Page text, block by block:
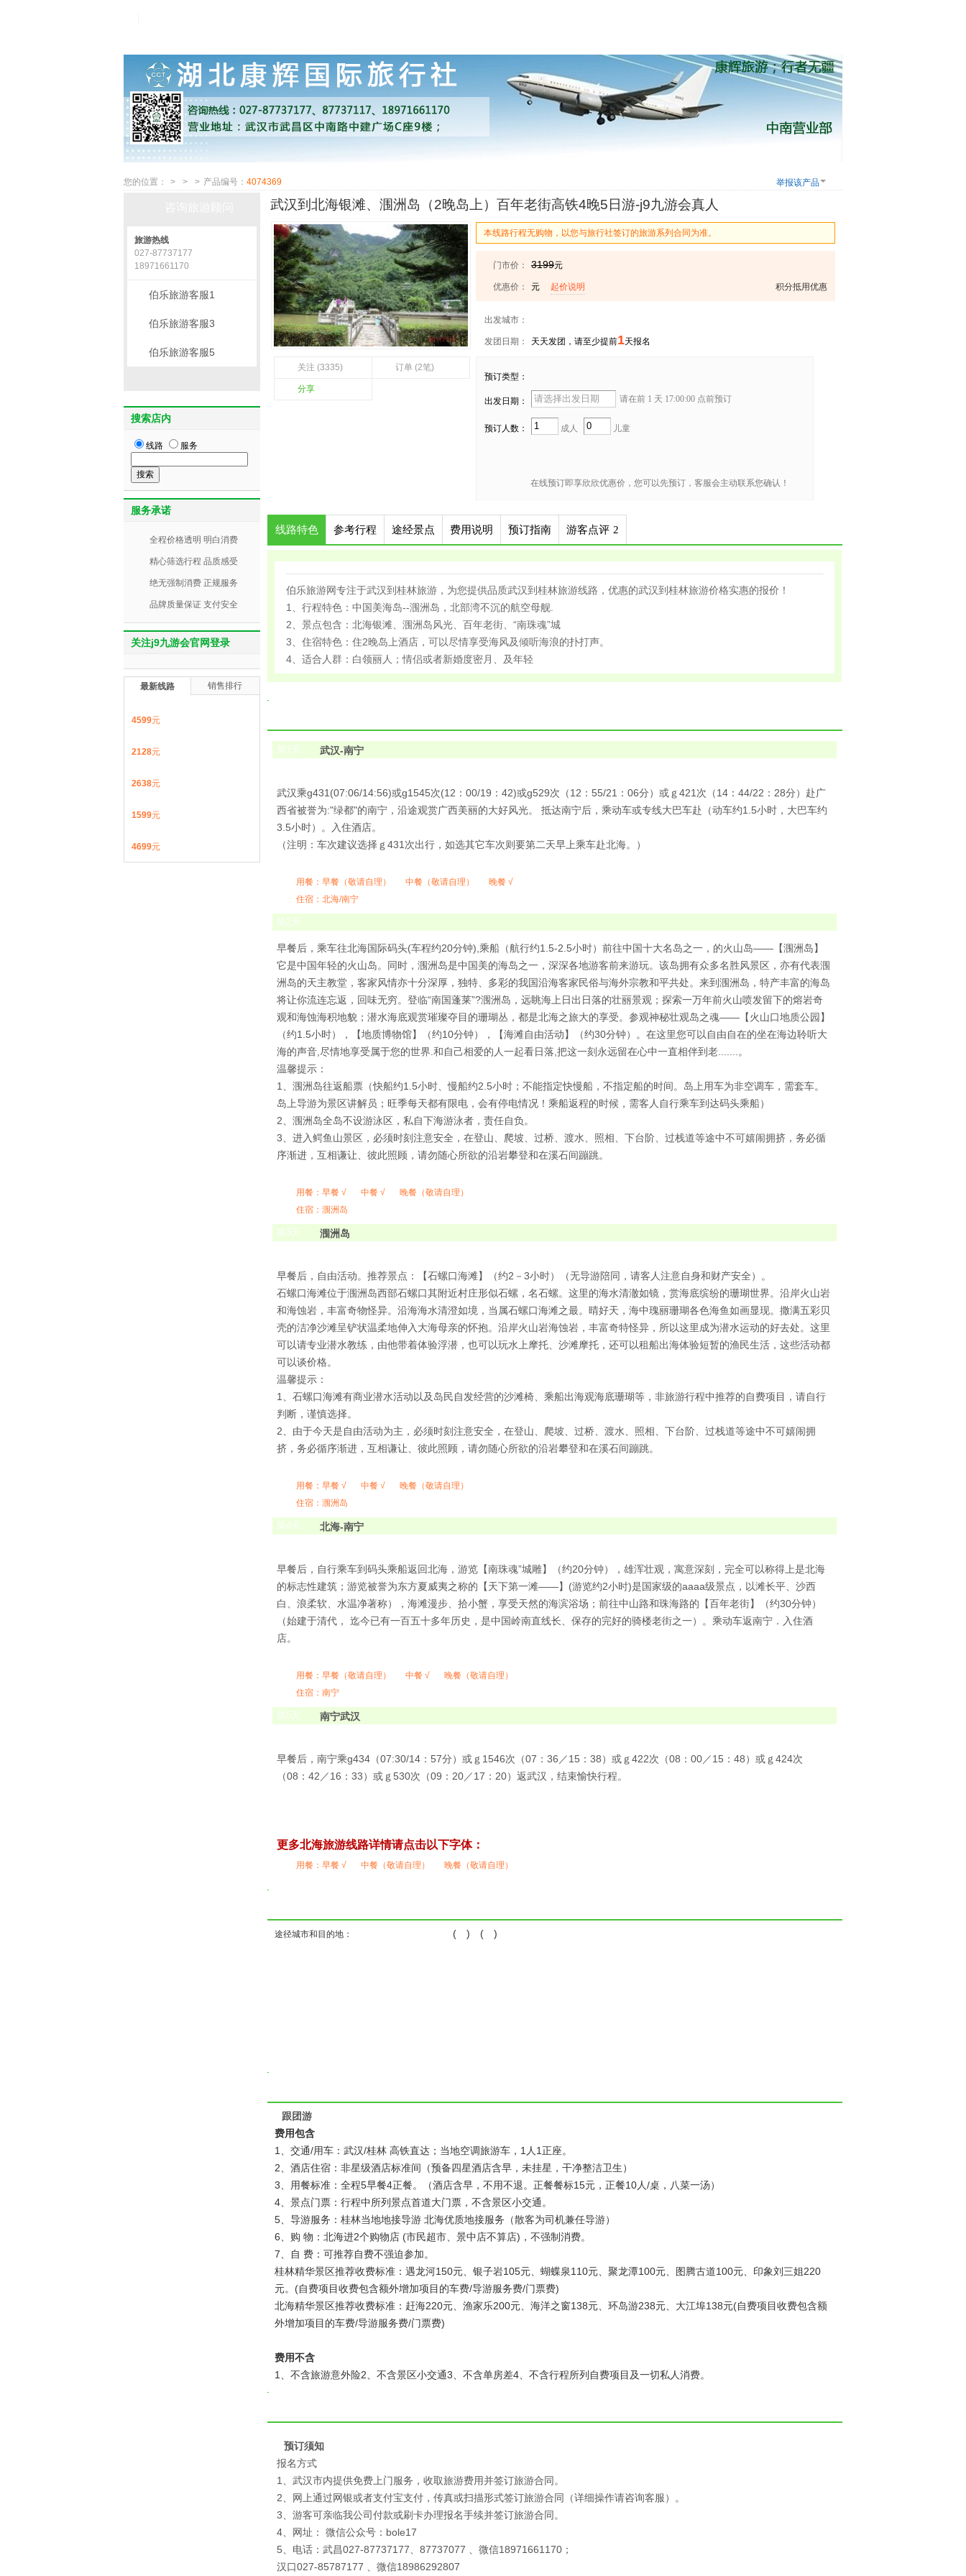
您的位置： > > > 产品编号： 4074369
武汉到北海银滩、涠洲岛（2晚岛上）百年老街高铁4晚5日游-j9九游会真人
关注 (3335) 订单 (2笔)
分享
本线路行程无购物，以您与旅行社签订的旅游系列合同为准。
门市价： 3199元
优惠价： 元 起价说明 积分抵用优惠
出发城市：
发团日期： 天天发团，请至少提前1天报名
预订类型：
出发日期： 请在前 1 天 17:00:00 点前预订
预订人数： 成人 儿童
在线预订即享欣欣优惠价，您可以先预订，客服会主动联系您确认！
线路特色 参考行程 途经景点 费用说明 预订指南 游客点评 2
伯乐旅游网专注于武汉到桂林旅游，为您提供品质武汉到桂林旅游线路，优惠的武汉到桂林旅游价格实惠的报价！
1、行程特色：中国美海岛--涠洲岛，北部湾不沉的航空母舰.
2、景点包含：北海银滩、涠洲岛风光、百年老街、“南珠魂”城
3、住宿特色：住2晚岛上酒店，可以尽情享受海风及倾听海浪的扑打声。
4、适合人群：白领丽人；情侣或者新婚度密月、及年轻
第1天 武汉-南宁
武汉乘g431(07:06/14:56)或g1545次(12：00/19：42)或g529次（12：55/21：06分）或ｇ421次（14：44/22：28分）赴广
西省被誉为:"绿都"的南宁，沿途观赏广西美丽的大好风光。 抵达南宁后，乘动车或专线大巴车赴（动车约1.5小时，大巴车约
3.5小时）。入住酒店。
（注明：车次建议选择ｇ431次出行，如选其它车次则要第二天早上乘车赴北海。）
用餐： 早餐（敬请自理） 中餐（敬请自理）
晚餐 √
住宿：北海/南宁
第2天
早餐后，乘车往北海国际码头(车程约20分钟),乘船（航行约1.5-2.5小时）前往中国十大名岛之一，的火山岛——【涠洲岛】
它是中国年轻的火山岛。同时，涠洲岛是中国美的海岛之一，深深各地游客前来游玩。该岛拥有众多名胜风景区，亦有代表涠
洲岛的天主教堂，客家风情亦十分深厚，独特、多彩的我国沿海客家民俗与海外宗教和平共处。来到涠洲岛，特产丰富的海岛
将让你流连忘返，回味无穷。登临“南国蓬莱”?涠洲岛，远眺海上日出日落的壮丽景观；探索一万年前火山喷发留下的熔岩奇
观和海蚀海积地貌；潜水海底观赏璀璨夺目的珊瑚丛，都是北海之旅大的享受。参观神秘壮观岛之魂——【火山口地质公园】
（约1.5小时），【地质博物馆】（约10分钟），【海滩自由活动】（约30分钟）。在这里您可以自由自在的坐在海边聆听大
海的声音,尽情地享受属于您的世界.和自己相爱的人一起看日落,把这一刻永远留在心中一直相伴到老.......。
温馨提示：
1、涠洲岛往返船票（快船约1.5小时、慢船约2.5小时；不能指定快慢船，不指定船的时间。岛上用车为非空调车，需套车。
岛上导游为景区讲解员；旺季每天都有限电，会有停电情况！乘船返程的时候，需客人自行乘车到达码头乘船）
2、涠洲岛全岛不设游泳区，私自下海游泳者，责任自负。
3、进入鳄鱼山景区，必须时刻注意安全，在登山、爬坡、过桥、渡水、照相、下台阶、过栈道等途中不可嬉闹拥挤，务必循
序渐进，互相谦让、彼此照顾，请勿随心所欲的沿岩攀登和在溪石间蹦跳。
用餐： 早餐 √ 中餐 √
晚餐（敬请自理）
住宿：涠洲岛
第3天 涠洲岛
早餐后，自由活动。推荐景点：【石螺口海滩】（约2－3小时）（无导游陪同，请客人注意自身和财产安全）。
石螺口海滩位于涠洲岛西部石螺口其附近村庄形似石螺，名石螺。这里的海水清澈如镜，赏海底缤纷的珊瑚世界。沿岸火山岩
和海蚀岩，丰富奇物怪异。沿海海水清澄如境，当属石螺口海滩之最。晴好天，海中瑰丽珊瑚各色海鱼如画显现。撒满五彩贝
壳的洁净沙滩呈铲状温柔地伸入大海母亲的怀抱。沿岸火山岩海蚀岩，丰富奇特怪异，所以这里成为潜水运动的好去处。这里
可以请专业潜水教练，由他带着体验浮潜，也可以玩水上摩托、沙滩摩托，还可以租船出海体验短暂的渔民生活，这些活动都
可以谈价格。
温馨提示：
1、石螺口海滩有商业潜水活动以及岛民自发经营的沙滩椅、乘船出海观海底珊瑚等，非旅游行程中推荐的自费项目，请自行
判断，谨慎选择。
2、由于今天是自由活动为主，必须时刻注意安全，在登山、爬坡、过桥、渡水、照相、下台阶、过栈道等途中不可嬉闹拥
挤，务必循序渐进，互相谦让、彼此照顾，请勿随心所欲的沿岩攀登和在溪石间蹦跳。
用餐： 早餐 √ 中餐 √
晚餐（敬请自理）
住宿：涠洲岛
第4天 北海-南宁
早餐后，自行乘车到码头乘船返回北海，游览【南珠魂”城雕】（约20分钟），雄浑壮观，寓意深刻，完全可以称得上是北海
的标志性建筑；游览被誉为东方夏威夷之称的【天下第一滩——】(游览约2小时)是国家级的aaaa级景点，以滩长平、沙西
白、浪柔软、水温净著称），海滩漫步、拾小蟹，享受天然的海滨浴场；前往中山路和珠海路的【百年老街】（约30分钟）
（始建于清代， 迄今已有一百五十多年历史，是中国岭南直线长、保存的完好的骑楼老街之一）。乘动车返南宁．入住酒
店。
用餐： 早餐（敬请自理） 中餐 √
晚餐（敬请自理）
住宿：南宁
第5天 南宁武汉
早餐后，南宁乘g434（07:30/14：57分）或ｇ1546次（07：36／15：38）或ｇ422次（08：00／15：48）或ｇ424次
（08：42／16：33）或ｇ530次（09：20／17：20）返武汉，结束愉快行程。
更多北海旅游线路详情请点击以下字体：
用餐： 早餐 √ 中餐（敬请自理） 晚餐（敬请自理）
途径城市和目的地： ( ) ( )
跟团游
费用包含
1、交通/用车：武汉/桂林 高铁直达；当地空调旅游车，1人1正座。
2、酒店住宿：非星级酒店标准间（预备四星酒店含早，未挂星，干净整洁卫生）
3、用餐标准：全程5早餐4正餐。（酒店含早，不用不退。正餐餐标15元，正餐10人/桌，八菜一汤）
4、景点门票：行程中所列景点首道大门票，不含景区小交通。
5、导游服务：桂林当地地接导游 北海优质地接服务（散客为司机兼任导游）
6、购 物：北海进2个购物店 (市民超市、景中店不算店)，不强制消费。
7、自 费：可推荐自费不强迫参加。
桂林精华景区推荐收费标准：遇龙河150元、银子岩105元、蝴蝶泉110元、聚龙潭100元、图腾古道100元、印象刘三姐220
元。(自费项目收费包含额外增加项目的车费/导游服务费/门票费)
北海精华景区推荐收费标准：赶海220元、渔家乐200元、海洋之窗138元、环岛游238元、大江埠138元(自费项目收费包含额
外增加项目的车费/导游服务费/门票费)
费用不含
1、不含旅游意外险2、不含景区小交通3、不含单房差4、不含行程所列自费项目及一切私人消费。
预订须知
报名方式
1、武汉市内提供免费上门服务，收取旅游费用并签订旅游合同。
2、网上通过网银或者支付宝支付，传真或扫描形式签订旅游合同（详细操作请咨询客服）。
3、游客可亲临我公司付款或刷卡办理报名手续并签订旅游合同。
4、网址： 微信公众号：bole17
5、电话：武昌027-87737177、87737077 、微信18971661170；
汉口027-85787177 、微信18986292807
旅游热线
027-87737177
18971661170
伯乐旅游客服1
伯乐旅游客服3
伯乐旅游客服5
搜索店内
线路 服务
服务承诺
全程价格透明 明白消费
精心筛选行程 品质感受
绝无强制消费 正规服务
品牌质量保证 支付安全
关注j9九游会官网登录
最新线路 销售排行
4599元
2128元
2638元
1599元
4699元
举报该产品